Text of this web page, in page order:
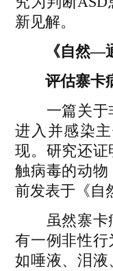
新见解。
《自然—
评估寨卡
一篇关于非
进入并感染
现。研究还
触病毒的动
前发表于《
虽然寨卡病
有一例非性
如唾液、泪